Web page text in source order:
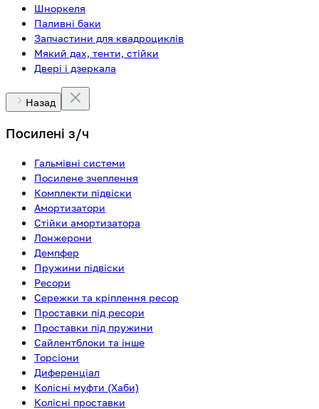
Шноркеля
Паливні баки
Запчастини для квадроциклів
Мякий дах, тенти, стійки
Двері і дзеркала
Назад
Посилені з/ч
Гальмівні системи
Посилене зчеплення
Комплекти підвіски
Амортизатори
Стійки амортизатора
Лонжерони
Демпфер
Пружини підвіски
Ресори
Сережки та кріплення ресор
Проставки під ресори
Проставки під пружини
Сайлентблоки та інше
Торсіони
Диференціал
Колісні муфти (Хаби)
Колісні проставки